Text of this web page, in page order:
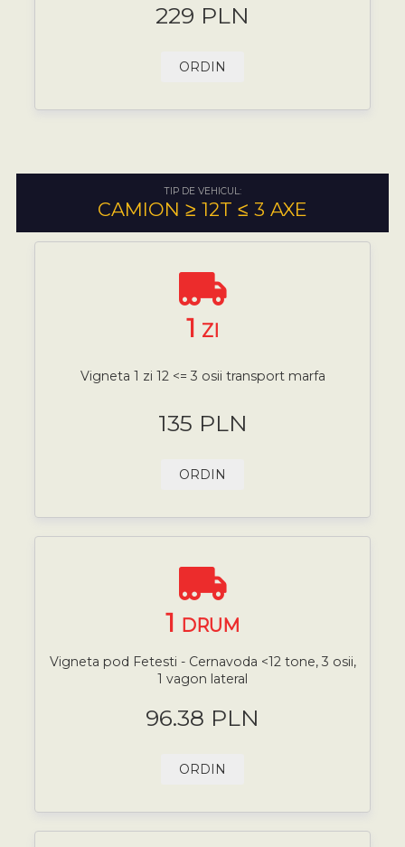
229 PLN
ORDIN
TIP DE VEHICUL:
CAMION ≥ 12T ≤ 3 AXE
1 ZI
Vigneta 1 zi 12 <= 3 osii transport marfa
135 PLN
ORDIN
1 DRUM
Vigneta pod Fetesti - Cernavoda <12 tone, 3 osii,
1 vagon lateral
96.38 PLN
ORDIN